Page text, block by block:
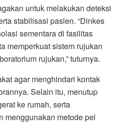
untuk melakukan deteksi
stabilisasi pasien. “Dinkes
sementara di fasilitas
memperkuat sistem rujukan
rujukan,” tuturnya.
agar menghindari kontak
Selain itu, menutup
ke rumah, serta
menggunakan metode pel